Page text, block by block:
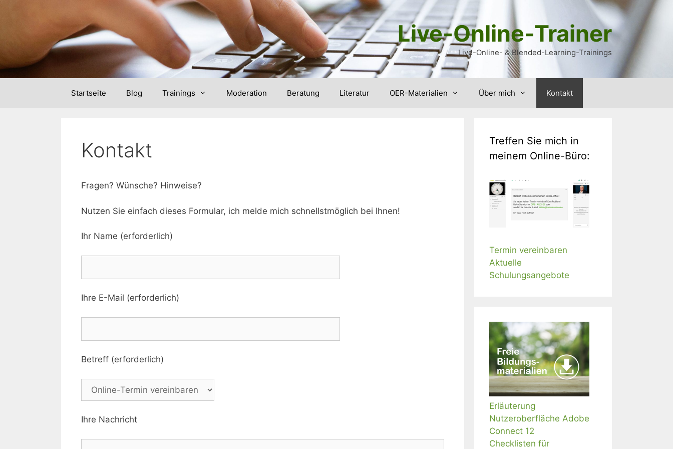
Live-Online-Trainer
Live-Online- & Blended-Learning-Trainings
Startseite Blog Trainings Moderation Beratung Literatur OER-Materialien Über mich Kontakt
Kontakt
Fragen? Wünsche? Hinweise?
Nutzen Sie einfach dieses Formular, ich melde mich schnellstmöglich bei Ihnen!
Ihr Name (erforderlich)
Ihre E-Mail (erforderlich)
Betreff (erforderlich)
Ihre Nachricht
Treffen Sie mich in
meinem Online-Büro:
Termin vereinbaren
Aktuelle
Schulungsangebote
Erläuterung
Nutzeroberfläche Adobe
Connect 12
Checklisten für